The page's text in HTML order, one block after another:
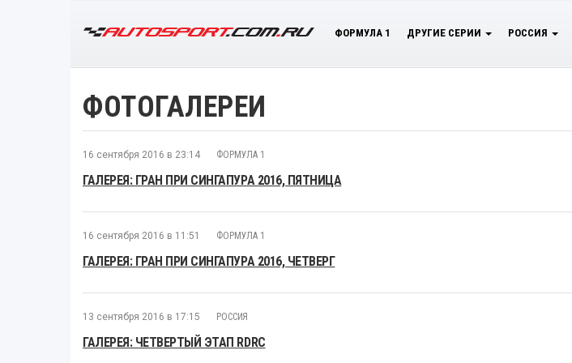
ФОРМУЛА 1 ДРУГИЕ СЕРИИ РОССИЯ
ФОТОГАЛЕРЕИ
16 сентября 2016 в 23:14 ФОРМУЛА 1
ГАЛЕРЕЯ: ГРАН ПРИ СИНГАПУРА 2016, ПЯТНИЦА
16 сентября 2016 в 11:51 ФОРМУЛА 1
ГАЛЕРЕЯ: ГРАН ПРИ СИНГАПУРА 2016, ЧЕТВЕРГ
13 сентября 2016 в 17:15 РОССИЯ
ГАЛЕРЕЯ: ЧЕТВЕРТЫЙ ЭТАП RDRC